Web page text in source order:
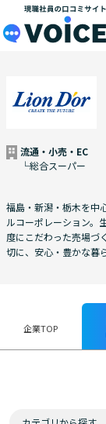
メインコンテ
流通・小売・EC
└総合スーパー
福島・新潟・栃木を中
ルコーポレーション。
度にこだわった売場づ
切に、安心・豊かな暮
企業TOP